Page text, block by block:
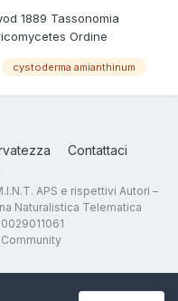
1889 Tassonomia
Ordine
presente sul pileo
cystoderma amianthinum
Contattaci
APS e rispettivi Autori –
Naturalistica Telematica